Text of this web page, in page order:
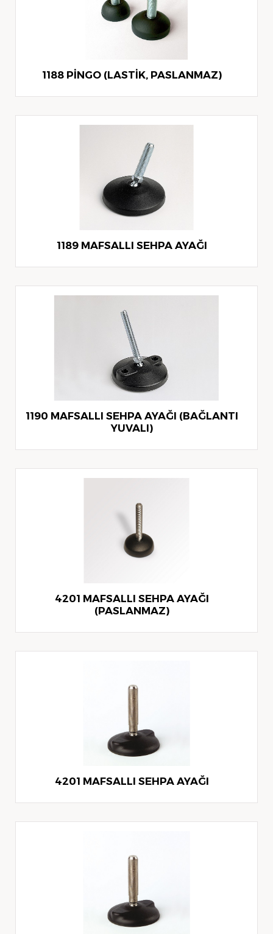
1188 PİNGO (LASTİK, PASLANMAZ)
1189 MAFSALLI SEHPA AYAĞI
1190 MAFSALLI SEHPA AYAĞI (BAĞLANTI
YUVALI)
4201 MAFSALLI SEHPA AYAĞI
(PASLANMAZ)
4201 MAFSALLI SEHPA AYAĞI